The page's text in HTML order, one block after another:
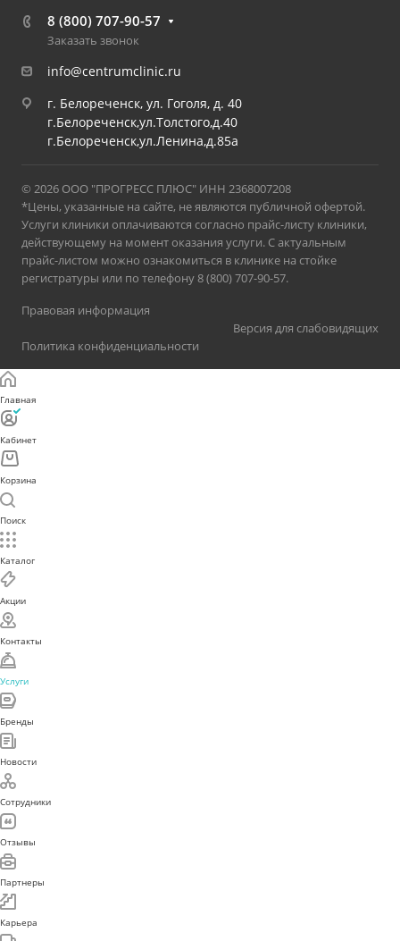
8 (800) 707-90-57
Заказать звонок
info@centrumclinic.ru
г. Белореченск, ул. Гоголя, д. 40
г.Белореченск,ул.Толстого,д.40
г.Белореченск,ул.Ленина,д.85а
© 2026 ООО "ПРОГРЕСС ПЛЮС" ИНН 2368007208
*Цены, указанные на сайте, не являются публичной офертой.
Услуги клиники оплачиваются согласно прайс-листу клиники,
действующему на момент оказания услуги. С актуальным
прайс-листом можно ознакомиться в клинике на стойке
регистратуры или по телефону 8 (800) 707-90-57.
Правовая информация
Политика конфиденциальности
Версия для слабовидящих
Главная
Кабинет
Корзина
Поиск
Каталог
Акции
Контакты
Услуги
Бренды
Новости
Сотрудники
Отзывы
Партнеры
Карьера